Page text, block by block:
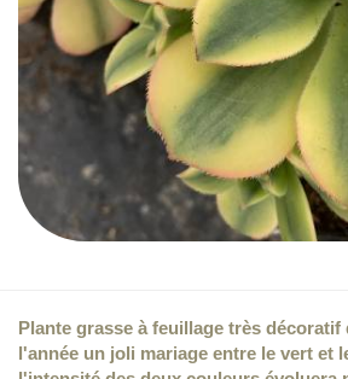
Plante grasse à feuillage très
l'année un joli mariage entre le vert et